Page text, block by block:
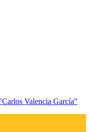
Valencia García"